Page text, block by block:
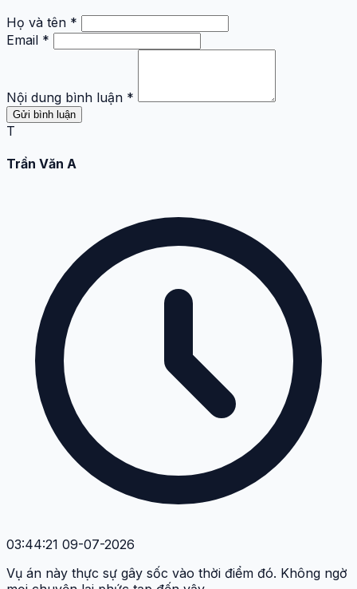
Họ và tên *
Email *
Nội dung bình luận *
Gửi bình luận
T
Trần Văn A
03:44:21 09-07-2026
Vụ án này thực sự gây sốc vào thời điểm đó. Không ngờ